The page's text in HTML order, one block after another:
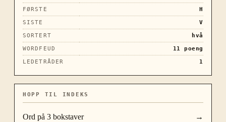
FØRSTE
H
SISTE
V
SORTERT
hvå
WORDFEUD
11
poeng
LEDETRÅDER
1
HOPP TIL INDEKS
Ord på 3 bokstaver →